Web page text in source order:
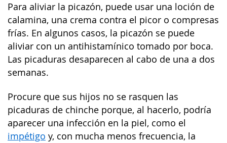
Para aliviar la picazón, puede usar una loción de
calamina, una crema contra el picor o compresas
frías. En algunos casos, la picazón se puede
aliviar con un antihistamínico tomado por boca.
Las picaduras desaparecen al cabo de una a dos
semanas.
Procure que sus hijos no se rasquen las
picaduras de chinche porque, al hacerlo, podría
aparecer una infección en la piel, como el
impétigo y, con mucha menos frecuencia, la